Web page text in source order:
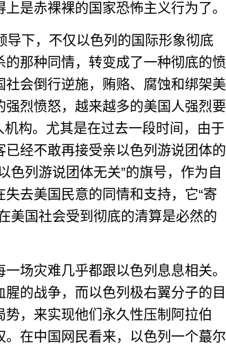
是赤裸裸的国家恐怖主义行为了。
下，不仅以色列的国际形象彻底
那种同情，转变成了一种彻底的愤
会倒行逆施，贿赂、腐蚀和绑架美
烈愤怒，越来越多的美国人强烈要
构。尤其是在过去一段时间，由于
经不敢再接受亲以色列游说团体的
色列游说团体无关”的旗号，作为自
去美国民意的同情和支持，它“寄
美国社会受到彻底的清算是必然的
灾难几乎都跟以色列息息相关。
的战争，而以色列极右翼分子的目
，来实现他们永久性压制阿拉伯
在中国网民看来，以色列一个蕞尔